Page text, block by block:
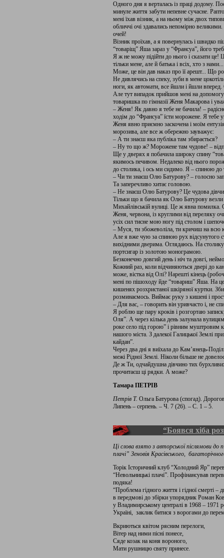
Одного дня я верталась із праці додому.
минуле життя забути непевне сучасне.
мені їхав візник, а на ньому між двох
обличчі очі здавались не­помірно
очей!
Візник проїхав, а я повернулась і швидко
“товаріщ” Яша зараз у “Франсуа”, його
Я ж не можу підійти до нього і сказати це!
тільки мене, але й батька і всіх, хто з
Може, це він дав наказ про її арешт... Що
Не дивлячись на спеку, зуби в мене
ноги, як автомати, все йшли і йшли впе­ред.
Але тут випадок прийшов мені на
товаришка по гімназії Женя Макаро­ва і
– Женя! Як давно я тебе не бачила! –
ходім до “Франсуа” їсти мороже­не. Я тебе
Женя явно приємно заскочена і моїм
морозива, але все ж обережно зауважує:
– А ти знаєш яка публіка там збирається?
– Ну то що ж? Морожене там чудове! –
Ще у дверях я побачила широку спину
якимось печивом. Недалеко від нього
до столика, і ось ми сидимо. Я – спи­ною
– Чи ти знаєш Олю Батурову? – голосно
Та заперечливо хитає головою.
– Не знаєш Олю Батурову? Це чудова
Тільки що я бачила як Олю Ба­турову
Михайлівській вулиці. Це ж явна помилка.
Женя, червона, із круглими від переляку
усіх сил тисне мою ногу під столом і
– Муся, ти збоже­воліла, ти кричиш на всю
Але я вже чую за спиною рух відсунутого
вихідними дверима. Оглядаюсь. На
портсигар із золотою монограмою.
Безконечно довгий день і ніч та довгі,
Кожний раз, коли відчиняються две­рі до
може, вістка від Олі? Нарешті кінець
мені по пішоходу йде “товариш” Яша. На
кишенях розхристаної шкіряної куртки.
розминаємось. Виймає руку з кишені і
– Для вас, – говорить він уривчасто і, не
Я роблю ще пару кроків і розгортаю
Оля”. А через кілька день залунала
роке село під горою” і рівним муштровим
нашого міста. З далекої Галицької Зем­лі
кайдан”.
Через два дні я виїхала до Кам’янець-
межі Рідної Землі. Ніколи більше не
Де ж Ти, одчайдушна дівчино тих
прочитаєш ці рядки. А може?
Тамара ПЕТРІВ
Петрів Т. Ольга Батурова (спогад).
Липень – серпень. – Ч. 7 (26). – С. 1 – 5.
“Боявся хіба
Ці слова взято з авторської післямови до
плачі” Зеновія Красівського,
Торік Історичний клуб “Холодний Яр”
“Невольницькі плачі”. Профінансував
подяка!
“Проблема гідного життя і гідної смерті –
в передмові до збірки упорядник Роман
у Владимирському централі в 1968 – 1971
Україні, заклик битися з ворогами до
Вкриються квітом рясним перелоги,
Вітер над ними пісні понесе,
Сяде козак на коня вороного,
Мати рушницю святу принесе.